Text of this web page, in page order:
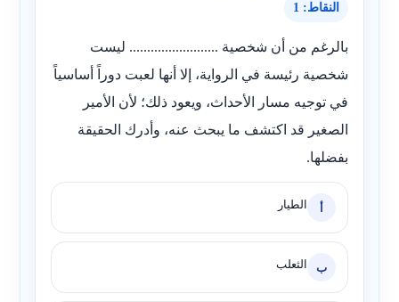
النقاط: 1
بالرغم من أن شخصية ......................... ليست
شخصية رئيسة في الرواية، إلا أنها لعبت دوراً أساسياً
في توجيه مسار الأحداث، ويعود ذلك؛ لأن الأمير
الصغير قد اكتشف ما يبحث عنه، وأدرك الحقيقة
بفضلها.
أ الطيار
ب الثعلب